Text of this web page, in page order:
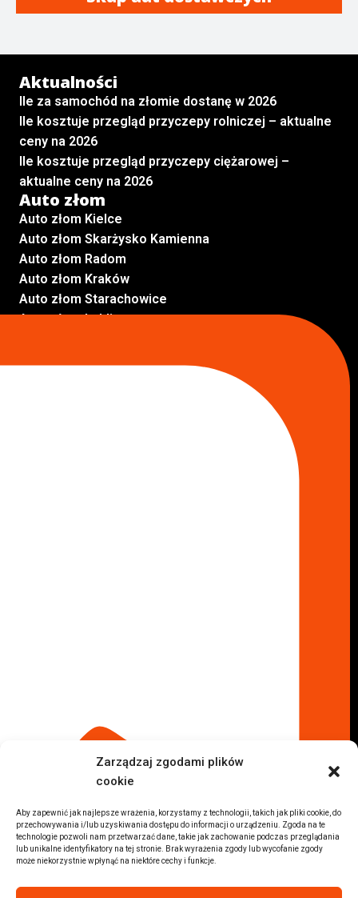
Zarządzaj zgodami plików
cookie
Aby zapewnić jak najlepsze wrażenia, korzystamy z technologii, takich jak pliki cookie, do
przechowywania i/lub uzyskiwania dostępu do informacji o urządzeniu. Zgoda na te
technologie pozwoli nam przetwarzać dane, takie jak zachowanie podczas przeglądania
lub unikalne identyfikatory na tej stronie. Brak wyrażenia zgody lub wycofanie zgody
może niekorzystnie wpłynąć na niektóre cechy i funkcje.
Aktualności
Ile za samochód na złomie dostanę w 2026
Ile kosztuje przegląd przyczepy rolniczej – aktualne
ceny na 2026
Ile kosztuje przegląd przyczepy ciężarowej –
aktualne ceny na 2026
Auto złom
Auto złom Kielce
Auto złom Skarżysko Kamienna
Auto złom Radom
Auto złom Kraków
Auto złom Starachowice
Auto złom Lublin
Komis samochodowy Sochaczew
Inne Lokalizacje
Auta z USA Rzeszów
Auta z USA Białystok
Auta z USA Kraków
Marki samochodów
Sprzedam BMW